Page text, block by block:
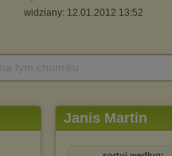
widziany: 12.01.2012 13:52
Janis Martin